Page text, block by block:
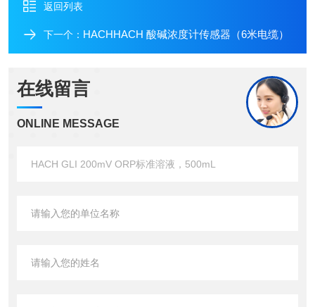
返回列表
下一个： HACHHACH 酸碱浓度计传感器（6米电缆）
在线留言
ONLINE MESSAGE